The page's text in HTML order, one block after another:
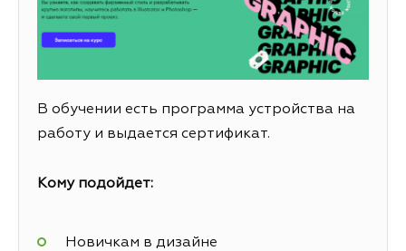
В обучении есть программа устройства на
работу и выдается сертификат.
Кому подойдет:
Новичкам в дизайне